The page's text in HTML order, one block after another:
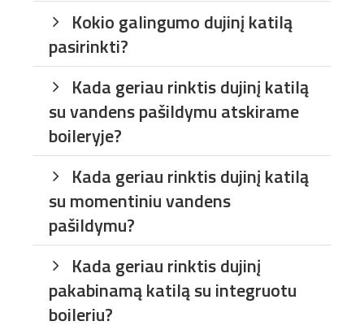
Kokio galingumo dujinį katilą
pasirinkti?
Kada geriau rinktis dujinį katilą
su vandens pašildymu atskirame
boileryje?
Kada geriau rinktis dujinį katilą
su momentiniu vandens
pašildymu?
Kada geriau rinktis dujinį
pakabinamą katilą su integruotu
boileriu?